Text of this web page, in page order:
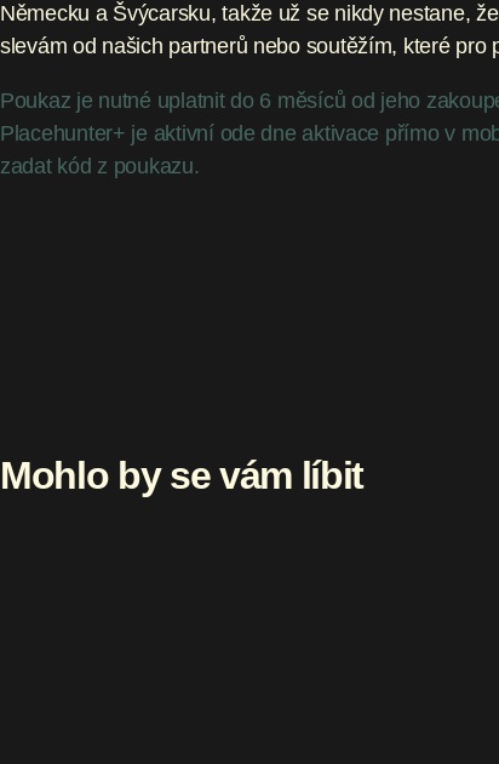
Německu a Švýcarsku, takže už se nikdy nestane,
slevám od našich partnerů nebo soutěžím, které
Poukaz je nutné uplatnit do 6 měsíců od jeho
Placehunter+ je aktivní ode dne aktivace přímo v
zadat kód z poukazu.
Mohlo by se vám líbit